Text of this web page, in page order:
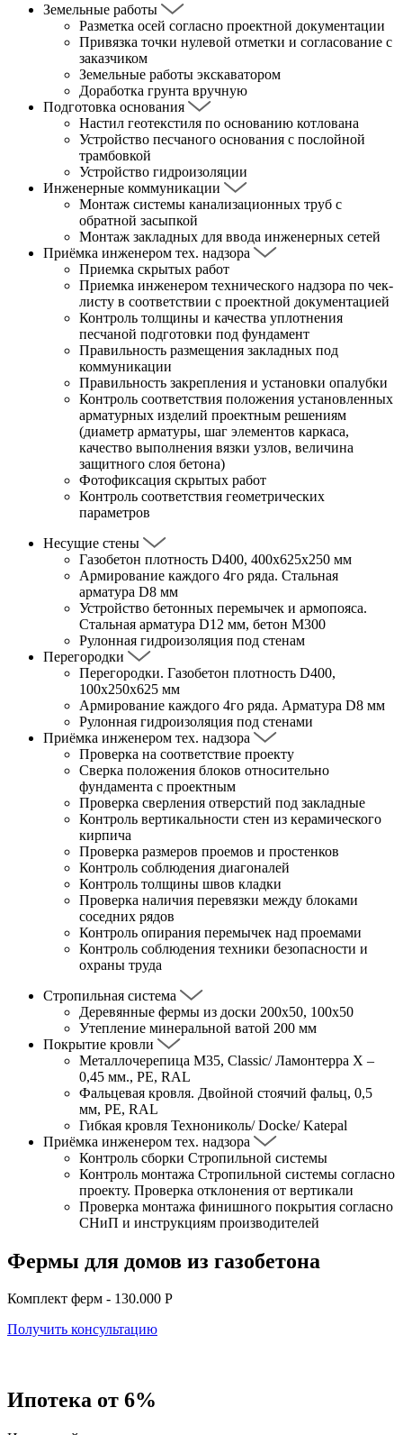
Земельные работы
Разметка осей согласно проектной документации
Привязка точки нулевой отметки и согласование с
заказчиком
Земельные работы экскаватором
Доработка грунта вручную
Подготовка основания
Настил геотекстиля по основанию котлована
Устройство песчаного основания с послойной
трамбовкой
Устройство гидроизоляции
Инженерные коммуникации
Монтаж системы канализационных труб с
обратной засыпкой
Монтаж закладных для ввода инженерных сетей
Приёмка инженером тех. надзора
Приемка скрытых работ
Приемка инженером технического надзора по чек-
листу в соответствии с проектной документацией
Контроль толщины и качества уплотнения
песчаной подготовки под фундамент
Правильность размещения закладных под
коммуникации
Правильность закрепления и установки опалубки
Контроль соответствия положения установленных
арматурных изделий проектным решениям
(диаметр арматуры, шаг элементов каркаса,
качество выполнения вязки узлов, величина
защитного слоя бетона)
Фотофиксация скрытых работ
Контроль соответствия геометрических
параметров
Несущие стены
Газобетон плотность D400, 400х625х250 мм
Армирование каждого 4го ряда. Стальная
арматура D8 мм
Устройство бетонных перемычек и армопояса.
Стальная арматура D12 мм, бетон М300
Рулонная гидроизоляция под стенам
Перегородки
Перегородки. Газобетон плотность D400,
100х250х625 мм
Армирование каждого 4го ряда. Арматура D8 мм
Рулонная гидроизоляция под стенами
Приёмка инженером тех. надзора
Проверка на соответствие проекту
Сверка положения блоков относительно
фундамента с проектным
Проверка сверления отверстий под закладные
Контроль вертикальности стен из керамического
кирпича
Проверка размеров проемов и простенков
Контроль соблюдения диагоналей
Контроль толщины швов кладки
Проверка наличия перевязки между блоками
соседних рядов
Контроль опирания перемычек над проемами
Контроль соблюдения техники безопасности и
охраны труда
Стропильная система
Деревянные фермы из доски 200х50, 100х50
Утепление минеральной ватой 200 мм
Покрытие кровли
Металлочерепица М35, Classic/ Ламонтерра Х –
0,45 мм., PE, RAL
Фальцевая кровля. Двойной стоячий фальц, 0,5
мм, PE, RAL
Гибкая кровля Технониколь/ Docke/ Katepal
Приёмка инженером тех. надзора
Контроль сборки Стропильной системы
Контроль монтажа Стропильной системы согласно
проекту. Проверка отклонения от вертикали
Проверка монтажа финишного покрытия согласно
СНиП и инструкциям производителей
Фермы для домов из газобетона
Комплект ферм - 130.000 P
Получить консультацию
Ипотека от 6%